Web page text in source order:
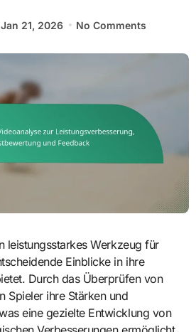
Jan 21, 2026 No Comments
leistungsstarkes Werkzeug für
Einblicke in ihre
Durch das Überprüfen von
Spieler ihre Stärken und
eine gezielte Entwicklung von